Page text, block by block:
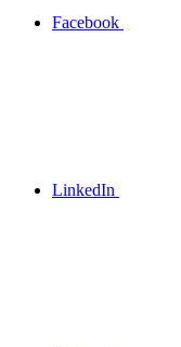
Facebook
LinkedIn